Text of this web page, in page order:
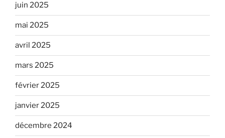
juin 2025
mai 2025
avril 2025
mars 2025
février 2025
janvier 2025
décembre 2024